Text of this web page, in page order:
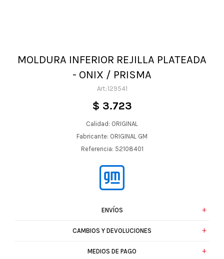
MOLDURA INFERIOR REJILLA PLATEADA
- ONIX / PRISMA
129541
$ 3.723
Calidad: ORIGINAL
Fabricante: ORIGINAL GM
Referencia: 52108401
ENVÍOS
CAMBIOS Y DEVOLUCIONES
MEDIOS DE PAGO